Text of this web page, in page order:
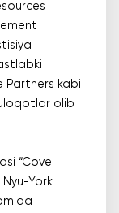
Partners kabi
olib
“Cove
York